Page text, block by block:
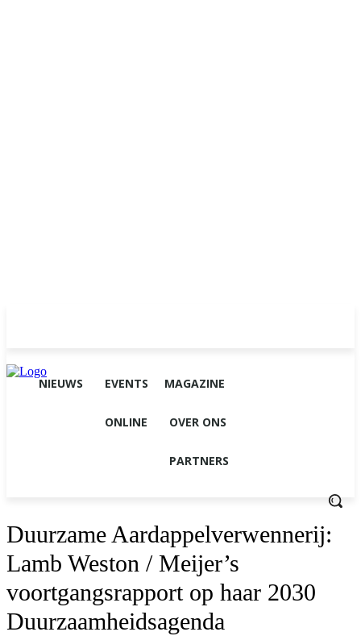
NIEUWS EVENTS MAGAZINE
ONLINE OVER ONS
PARTNERS
Duurzame Aardappelverwennerij:
Lamb Weston / Meijer’s
voortgangsrapport op haar 2030
Duurzaamheidsagenda